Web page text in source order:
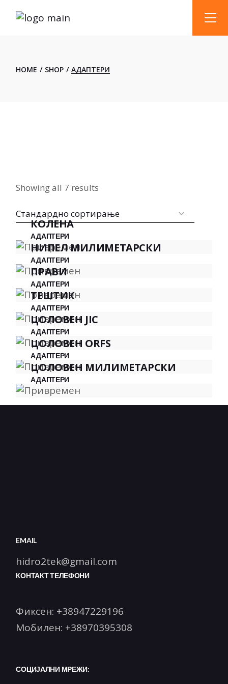
HOME SHOP АДАПТЕРИ
Showing all 7 results
КОЛЕНА
АДАПТЕРИ
НИПЕЛ МИЛИМЕТАРСКИ
АДАПТЕРИ
ПРАВИ
АДАПТЕРИ
ТЕШТИК
АДАПТЕРИ
ЦОЛОВЕН JIC
АДАПТЕРИ
ЦОЛОВЕН ORFS
АДАПТЕРИ
ЦОЛОВЕН МИЛИМЕТАРСКИ
АДАПТЕРИ
EMAIL
hidro2tek@gmail.com
КОНТАКТ ТЕЛЕФОНИ
Фиксен: +38947229196
Мобилен: +38970395308
СОЦИЈАЛНИ МРЕЖИ: